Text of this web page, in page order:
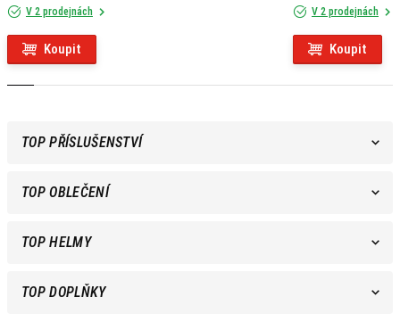
V 2 prodejnách
Koupit
V 2 prodejnách
Koupit
TOP PŘÍSLUŠENSTVÍ
TOP OBLEČENÍ
TOP HELMY
TOP DOPLŇKY